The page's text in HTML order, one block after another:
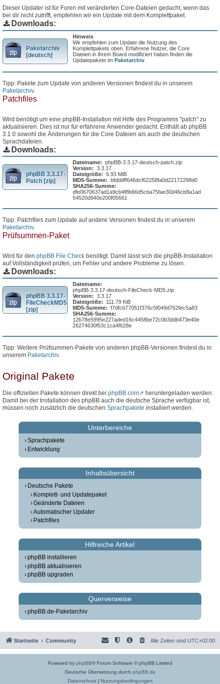
Dieser Updater ist für Foren mit veränderten Core-Dateien gedacht, wenn das
bei dir nicht zutrifft, empfehlen wir ein Update mit dem Komplettpaket.
Downloads:
Paketarchiv
[deutsch]
Hinweis
Wir empfehlen zum Update die Nutzung des
Komplettpakets oben. Erfahrene Nutzer, die Core
Dateien in ihrem Board modifiziert haben finden die
Updatepakete imPaketarchiv
Tipp: Pakete zum Update von anderen Versionen findest du in unserem
Paketarchiv
Patchfiles
Wird benötigt um eine phpBB-Installation mit Hilfe des Programms "patch" zu
aktualisieren. Dies ist nur für erfahrene Anwender gedacht. Enthält ab phpBB
3.1.0 sowohl die Änderungen für die Core Dateien als auch die deutschen
Sprachdateien.
Downloads:
phpBB 3.3.17-
Patch [zip]
Dateiname: phpBB-3.3.17-deutsch-patch.zip
Version: 3.3.17
Dateigröße: 6.93 MiB
MD5-Summe: bfdddff646dcf62258fa0d22172298d0
SHA256-Summe:
dfe0670637ad1a9cb4f8b66d5cba75fae30d46cb8a1ad
54520d940e200f05661
Tipp: Patchfiles zum Update auf andere Versionen findest du in unserem
Paketarchiv
Prüfsummen-Paket
Wird für den phpBB File Check benötigt. Damit lässt sich die phpBB-Installation
auf Vollständigkeit prüfen, um Fehler und andere Probleme zu lösen.
Downloads:
phpBB 3.3.17-
FileCheckMD5
[zip]
Dateiname:
phpBB-3.3.17-deutsch-FileCheck-MD5.zip
Version: 3.3.17
Dateigröße:
111.79 KiB
MD5-Summe: f7dfcb77051f376c5f049d762fec5a83
SHA256-Summe:
12b78e5995e227aded16c4458be72c0b3ddb473e40e
26274630f53c1ca4f628e
Tipp: Weitere Prüfsummen-Pakete von anderen phpBB-Versionen findest du in
unserem Paketarchiv.
Original Pakete
Die offiziellen Pakete können direkt bei phpBB.com
heruntergeladen werden.
Damit bei der Installation des phpBB auch die deutsche Sprache verfügbar ist,
müssen noch zusätzlich die deutschen Sprachpakete installiert werden.
Unterbereiche
Sprachpakete
Entwicklung
Inhaltsübersicht
Deutsche Pakete
Komplett- und Updatepaket
Geänderte Dateien
Automatischer Updater
Patchfiles
Hilfreiche Artikel
phpBB installieren
phpBB aktualisieren
phpBB upgraden
Querverweise
phpBB.de-Paketarchiv
Startseite Community Alle Zeiten sind UTC+02:00
Powered by phpBB® Forum Software © phpBB Limited
Deutsche Übersetzung durch phpBB.de
Datenschutz| Nutzungsbedingungen